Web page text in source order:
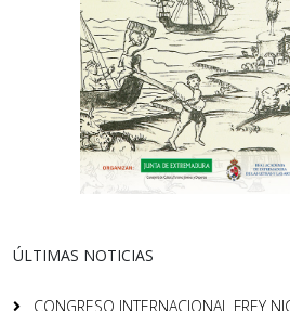
ÚLTIMAS NOTICIAS
CONGRESO INTERNACIONAL FREY